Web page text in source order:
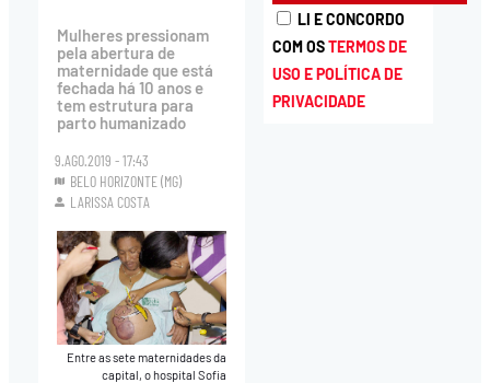
Mulheres pressionam
pela abertura de
maternidade que está
fechada há 10 anos e
tem estrutura para
parto humanizado
9.AGO.2019 - 17:43
BELO HORIZONTE (MG)
LARISSA COSTA
Entre as sete maternidades da
capital, o hospital Sofia
LI E CONCORDO
COM OSTERMOS DE
USO E POLÍTICA DE
PRIVACIDADE